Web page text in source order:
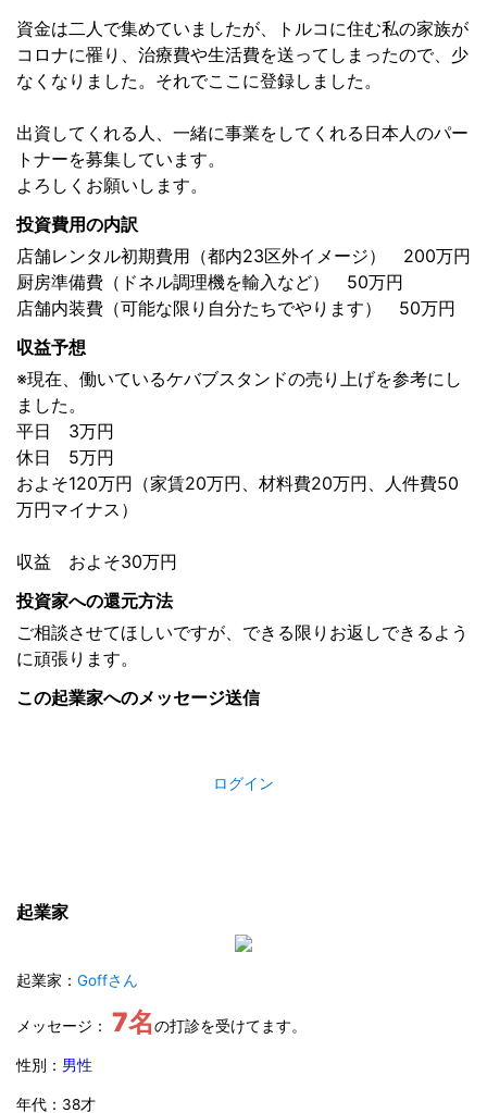
資金は二人で集めていましたが、トルコに住む私の家族が
コロナに罹り、治療費や生活費を送ってしまったので、少
なくなりました。それでここに登録しました。
出資してくれる人、一緒に事業をしてくれる日本人のパー
トナーを募集しています。
よろしくお願いします。
投資費用の内訳
店舗レンタル初期費用（都内23区外イメージ） 200万円
厨房準備費（ドネル調理機を輸入など） 50万円
店舗内装費（可能な限り自分たちでやります） 50万円
収益予想
※現在、働いているケバブスタンドの売り上げを参考にし
ました。
平日 3万円
休日 5万円
およそ120万円（家賃20万円、材料費20万円、人件費50
万円マイナス）
収益 およそ30万円
投資家への還元方法
ご相談させてほしいですが、できる限りお返しできるよう
に頑張ります。
この起業家へのメッセージ送信
ログイン
起業家
起業家： Goffさん
メッセージ： 7名の打診を受けてます。
性別： 男性
年代：38才